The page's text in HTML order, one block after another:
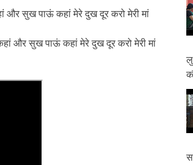
और सुख पाऊं कहां मेरे दुख दूर करो मेरी मां
और सुख पाऊं कहां मेरे दुख दूर करो मेरी मां